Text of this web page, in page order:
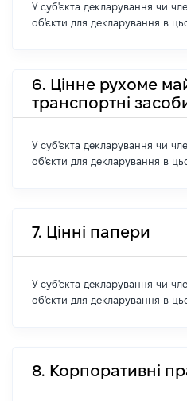
У суб'єкта декларування чи
об'єкти для декларування в
6. Цінне рухоме
транспортні
У суб'єкта декларування чи
об'єкти для декларування в
7. Цінні папери
У суб'єкта декларування чи
об'єкти для декларування в
8. Корпоративні